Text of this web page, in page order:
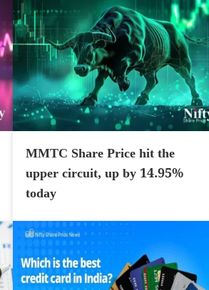
MMTC Share Price hit the
upper circuit, up by 14.95%
today